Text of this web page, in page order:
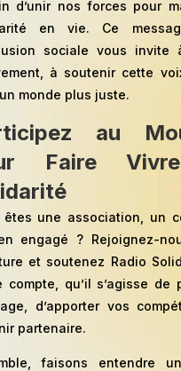
d’unir nos forces pour
en vie. Ce
sociale vous invite
à soutenir cette
monde plus juste.
au
Faire
êtes une association, un
engagé ? Rejoignez-
et soutenez Radio
compte, qu’il s’agisse de
d’apporter vos
partenaire.
faisons entendre